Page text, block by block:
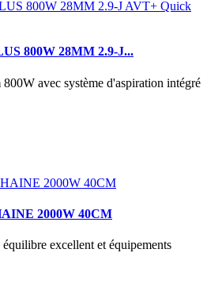
800W 28MM 2.9-J...
avec système d'aspiration intégré
2000W 40CM
excellent et équipements